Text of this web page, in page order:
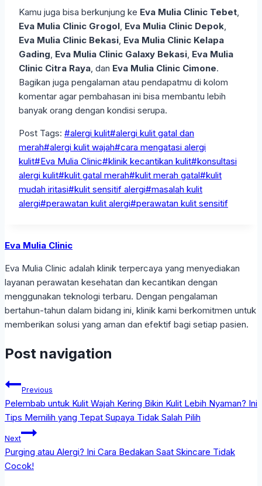
Kamu juga bisa berkunjung ke Eva Mulia Clinic Tebet,
Eva Mulia Clinic Grogol, Eva Mulia Clinic Depok,
Eva Mulia Clinic Bekasi, Eva Mulia Clinic Kelapa
Gading, Eva Mulia Clinic Galaxy Bekasi, Eva Mulia
Clinic Citra Raya, dan Eva Mulia Clinic Cimone.
Bagikan juga pengalaman atau pendapatmu di kolom
komentar agar pembahasan ini bisa membantu lebih
banyak orang dengan kondisi serupa.
Post Tags: #alergi kulit#alergi kulit gatal dan
merah#alergi kulit wajah#cara mengatasi alergi
kulit#Eva Mulia Clinic#klinik kecantikan kulit#konsultasi
alergi kulit#kulit gatal merah#kulit merah gatal#kulit
mudah iritasi#kulit sensitif alergi#masalah kulit
alergi#perawatan kulit alergi#perawatan kulit sensitif
Eva Mulia Clinic
Eva Mulia Clinic adalah klinik terpercaya yang menyediakan
layanan perawatan kesehatan dan kecantikan dengan
menggunakan teknologi terbaru. Dengan pengalaman
bertahun-tahun dalam bidang ini, klinik kami berkomitmen untuk
memberikan solusi yang aman dan efektif bagi setiap pasien.
Post navigation
Previous
Pelembab untuk Kulit Wajah Kering Bikin Kulit Lebih Nyaman? Ini
Tips Memilih yang Tepat Supaya Tidak Salah Pilih
Next
Purging atau Alergi? Ini Cara Bedakan Saat Skincare Tidak
Cocok!